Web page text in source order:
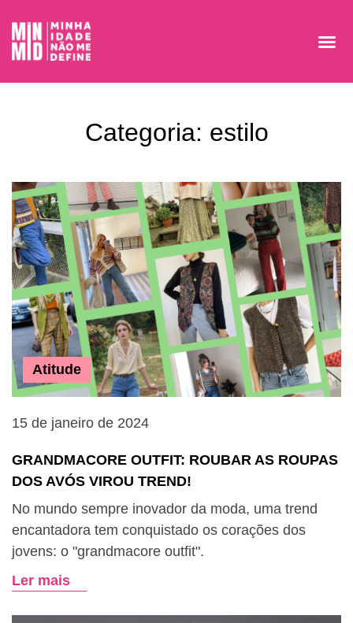
Categoria: estilo
Atitude
15 de janeiro de 2024
GRANDMACORE OUTFIT: ROUBAR AS ROUPAS
DOS AVÓS VIROU TREND!
No mundo sempre inovador da moda, uma trend
encantadora tem conquistado os corações dos
jovens: o "grandmacore outfit".
Ler mais